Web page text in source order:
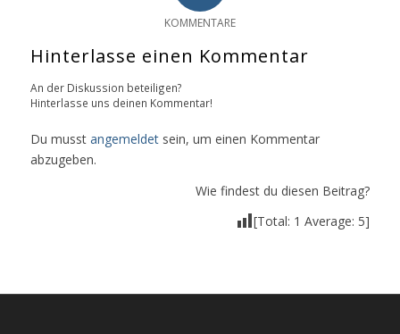
KOMMENTARE
Hinterlasse einen Kommentar
An der Diskussion beteiligen?
Hinterlasse uns deinen Kommentar!
Du musst angemeldetsein, um einen Kommentar
abzugeben.
Wie findest du diesen Beitrag?
[Total: 1 Average: 5]